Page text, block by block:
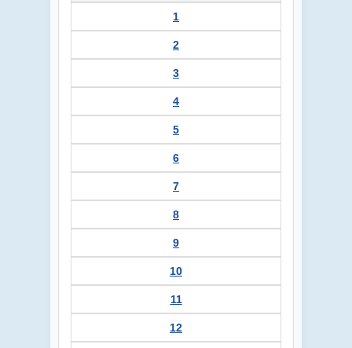
1
2
3
4
5
6
7
8
9
10
11
12